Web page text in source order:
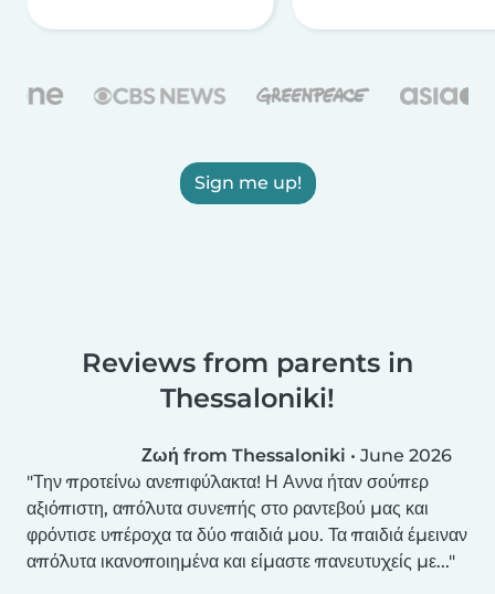
Sign me up!
Reviews from parents in
Thessaloniki!
Ζωή from Thessaloniki • June 2026
Την προτείνω ανεπιφύλακτα! Η Αννα ήταν σούπερ
αξιόπιστη, απόλυτα συνεπής στο ραντεβού μας και
φρόντισε υπέροχα τα δύο παιδιά μου. Τα παιδιά έμειναν
απόλυτα ικανοποιημένα και είμαστε πανευτυχείς με...